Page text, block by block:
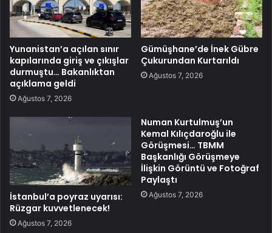
Yunanistan’a açılan sınır
kapılarında giriş ve çıkışlar
durmuştu… Bakanlıktan
açıklama geldi
Ağustos 7, 2026
Gümüşhane’de İnek Gübre
Çukurundan Kurtarıldı
Ağustos 7, 2026
İstanbul’a poyraz uyarısı:
Rüzgar kuvvetlenecek!
Ağustos 7, 2026
Numan Kurtulmuş’un
Kemal Kılıçdaroğlu ile
Görüşmesi… TBMM
Başkanlığı Görüşmeye
İlişkin Görüntü ve Fotoğraf
Paylaştı
Ağustos 7, 2026